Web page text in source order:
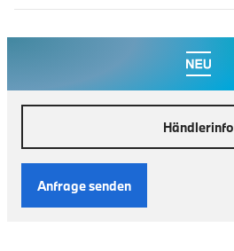
Händlerinfo
Anfrage senden